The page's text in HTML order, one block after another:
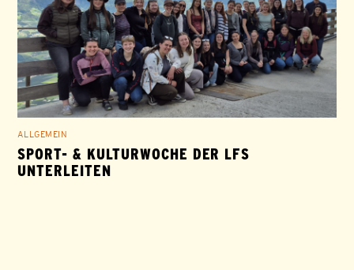
ALLGEMEIN
SPORT- & KULTURWOCHE DER LFS
UNTERLEITEN